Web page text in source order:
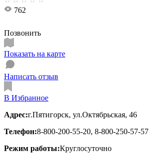
762
Позвонить
Показать на карте
Написать отзыв
В Избранное
Адрес:г.Пятигорск, ул.Октябрьская, 46
Телефон:8-800-200-55-20, 8-800-250-57-57
Режим работы:Круглосуточно